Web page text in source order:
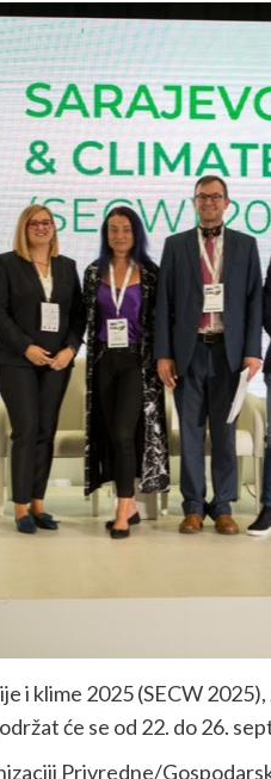
i klime 2025 (SECW
će se od 22. do 26.
Privredne/